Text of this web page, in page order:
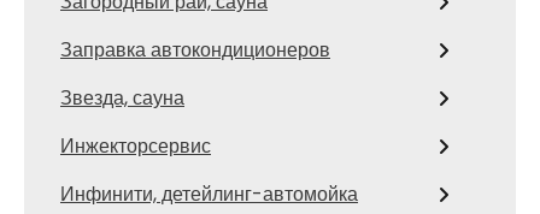
Заправка автокондиционеров
Звезда, сауна
Инжекторсервис
Инфинити, детейлинг-автомойка